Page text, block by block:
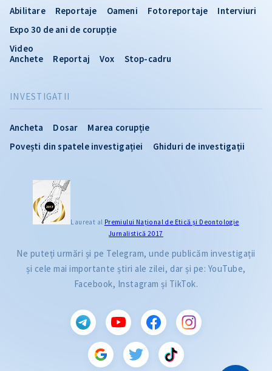
INVESTIGATII
Ancheta Dosar
Marea corupție
Povești din spatele investigației
Ghiduri de investigații
Abilitare Reportaje Oameni Fotoreportaje
Interviuri
Expo 30 de ani de corupție
Video
Anchete
Reportaj Vox Stop-cadru
Laureat al Premiului Naţional de Etică și Deontologie
Jurnalistică 2017
Ne puteți urmări și pe Telegram, unde publicăm investigații
și cele mai importante știri ale zilei, dar și pe: YouTube,
Facebook, Instagram și TikTok.